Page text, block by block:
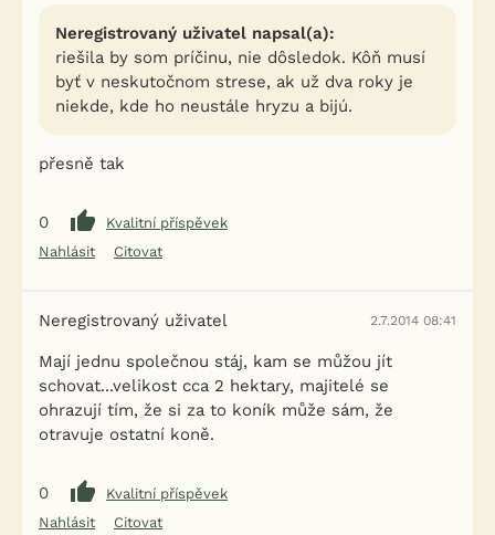
Neregistrovaný uživatel napsal(a):
riešila by som príčinu, nie dôsledok. Kôň musí
byť v neskutočnom strese, ak už dva roky je
niekde, kde ho neustále hryzu a bijú.
přesně tak
0
Kvalitní příspěvek
Nahlásit
Citovat
Neregistrovaný uživatel 2.7.2014 08:41
Mají jednu společnou stáj, kam se můžou jít
schovat...velikost cca 2 hektary, majitelé se
ohrazují tím, že si za to koník může sám, že
otravuje ostatní koně.
0
Kvalitní příspěvek
Nahlásit
Citovat